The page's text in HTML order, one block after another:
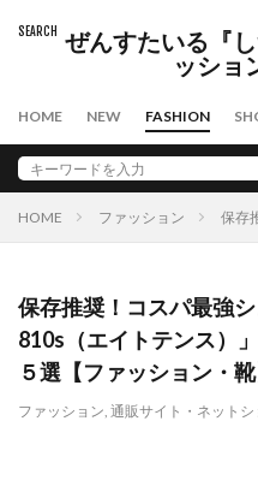
ぜんすたいる『
ッショ
HOME NEW FASHION
HOME ファッション 保存
保存推奨！コスパ最強
810s（エイトテンス）
５選【ファッション・靴
ファッション, 通販サイト・ネットシ